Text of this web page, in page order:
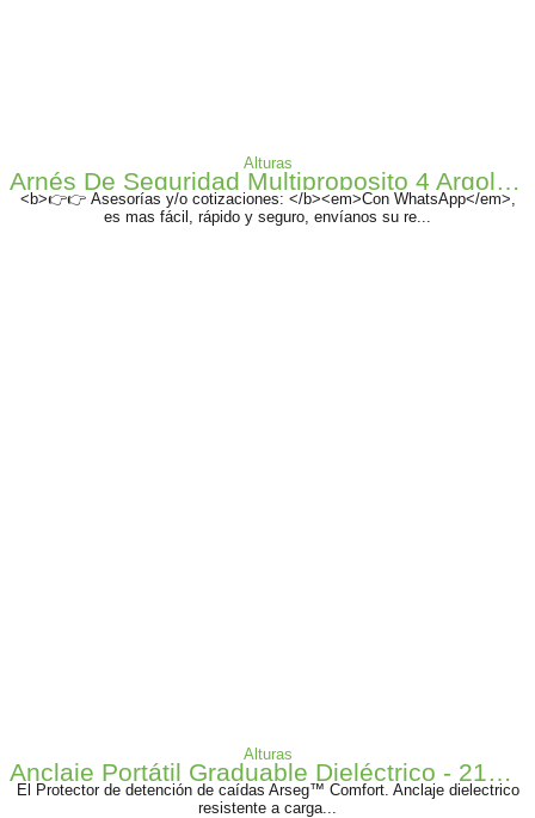
Alturas
Arnés De Seguridad Multiproposito 4 Argollas - 1170121
<b>👉👉 Asesorías y/o cotizaciones: </b><em>Con WhatsApp</em>,
es mas fácil, rápido y seguro, envíanos su re...
Alturas
Anclaje Portátil Graduable Dieléctrico - 2170055 Arseg
El Protector de detención de caídas Arseg™ Comfort. Anclaje dielectrico
resistente a carga...